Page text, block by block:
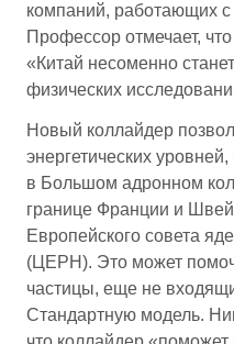
компаний, работающих
Профессор отмечает,
«Китай несоменно
физических
Новый коллайдер
энергетических
в Большом адронном
границе Франции и
Европейского совета
(ЦЕРН). Это может
частицы, еще не
Стандартную модель.